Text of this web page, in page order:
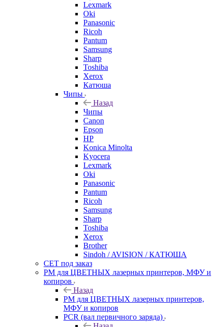
Lexmark
Oki
Panasonic
Ricoh
Pantum
Samsung
Sharp
Toshiba
Xerox
Катюша
Чипы
Назад
Чипы
Canon
Epson
HP
Konica Minolta
Kyocera
Lexmark
Oki
Panasonic
Pantum
Ricoh
Samsung
Sharp
Toshiba
Xerox
Brother
Sindoh / AVISION / КАТЮША
CET под заказ
РМ для ЦВЕТНЫХ лазерных принтеров, МФУ и
копиров
Назад
РМ для ЦВЕТНЫХ лазерных принтеров,
МФУ и копиров
PCR (вал первичного заряда)